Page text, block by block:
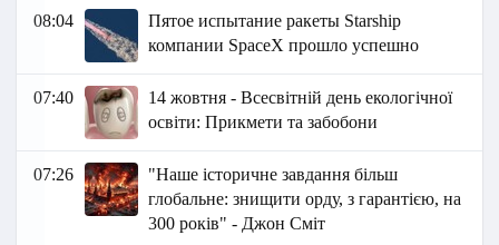
08:04
Пятое испытание ракеты Starship
компании SpaceX прошло успешно
07:40
14 жовтня - Всесвітній день екологічної
освіти: Прикмети та забобони
07:26
"Наше історичне завдання більш
глобальне: знищити орду, з гарантією, на
300 років" - Джон Сміт